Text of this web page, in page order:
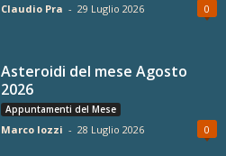
Claudio Pra - 29 Luglio 2026 0
Asteroidi del mese Agosto
2026
Appuntamenti del Mese
Marco Iozzi - 28 Luglio 2026 0